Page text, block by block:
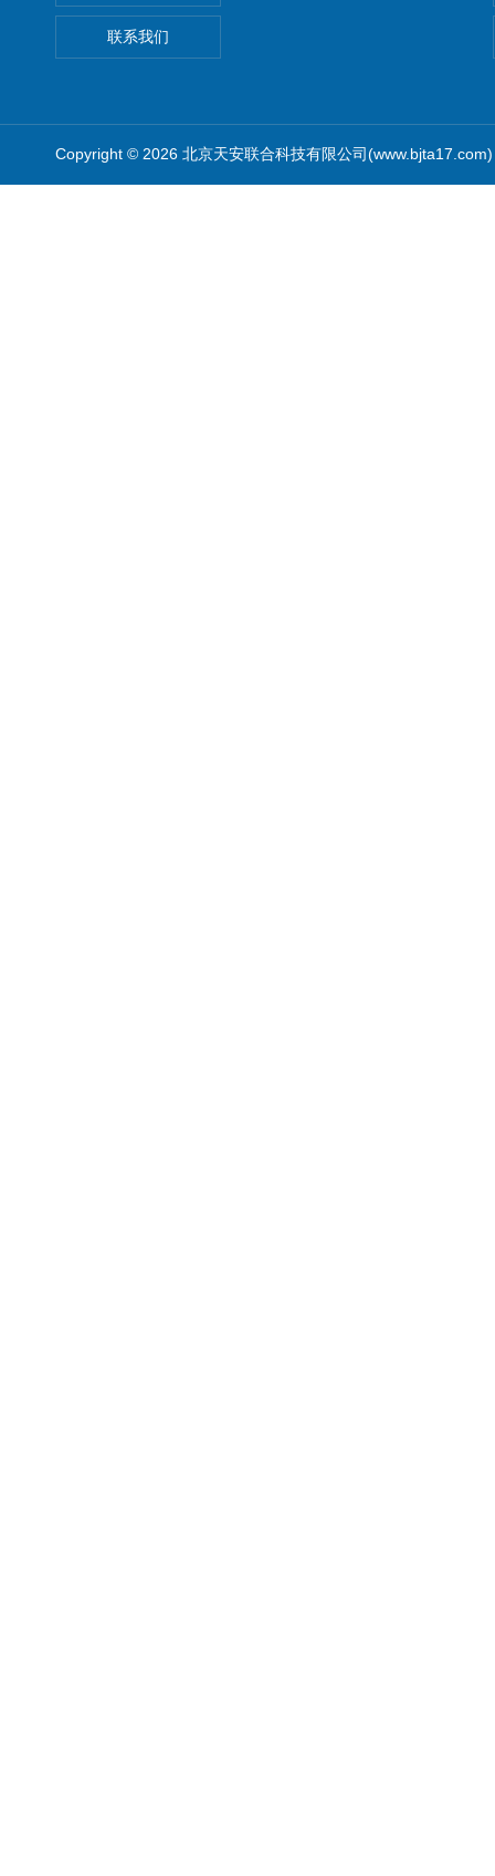
联系我们
Copyright © 2026 北京天安联合科技有限公司